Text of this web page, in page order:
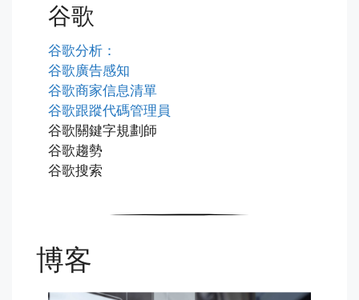
谷歌
谷歌分析：
谷歌廣告感知
谷歌商家信息清單
谷歌跟蹤代碼管理員
谷歌關鍵字規劃師
谷歌趨勢
谷歌搜索
博客